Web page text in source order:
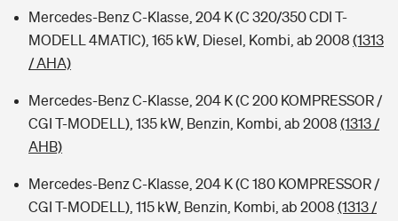
Mercedes-Benz C-Klasse, 204 K (C 320/350 CDI T-
MODELL 4MATIC), 165 kW, Diesel, Kombi, ab 2008 (1313
/ AHA)
Mercedes-Benz C-Klasse, 204 K (C 200 KOMPRESSOR /
CGI T-MODELL), 135 kW, Benzin, Kombi, ab 2008 (1313 /
AHB)
Mercedes-Benz C-Klasse, 204 K (C 180 KOMPRESSOR /
CGI T-MODELL), 115 kW, Benzin, Kombi, ab 2008 (1313 /